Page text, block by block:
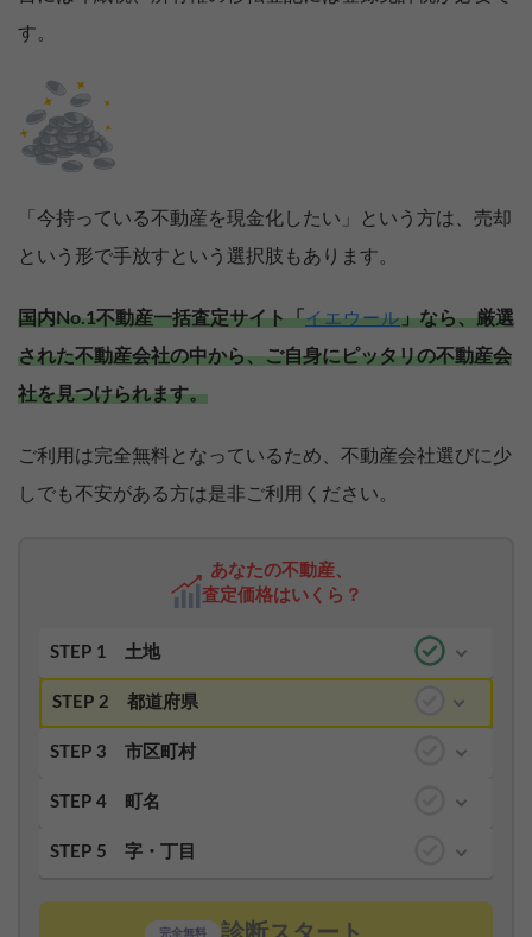
す。
「今持っている不動産を現金化したい」という方は、売却
という形で手放すという選択肢もあります。
国内No.1不動産一括査定サイト「イエウール」なら、厳選
された不動産会社の中から、ご自身にピッタリの不動産会
社を見つけられます。
ご利用は完全無料となっているため、不動産会社選びに少
しでも不安がある方は是非ご利用ください。
あなたの不動産、
査定価格はいくら？
STEP 1 土地
STEP 2 都道府県
STEP 3 市区町村
STEP 4 町名
STEP 5 字・丁目
完全無料